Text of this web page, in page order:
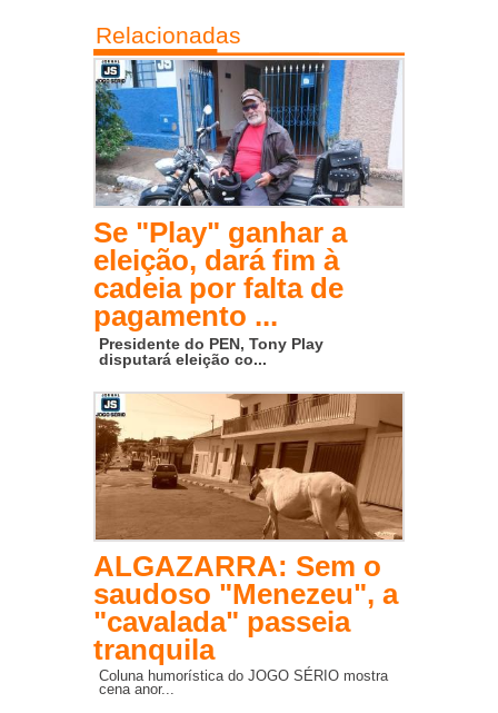
Relacionadas
Se "Play" ganhar a
eleição, dará fim à
cadeia por falta de
pagamento ...
Presidente do PEN, Tony Play
disputará eleição co...
ALGAZARRA: Sem o
saudoso "Menezeu", a
"cavalada" passeia
tranquila
Coluna humorística do JOGO SÉRIO mostra
cena anor...